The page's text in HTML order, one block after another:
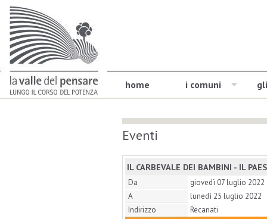
home i comuni
Eventi
IL CARBEVALE DEI BAMBINI - IL
Da
giovedì 07 luglio 2022
A
lunedì 25 luglio 2022
Indirizzo
Recanati